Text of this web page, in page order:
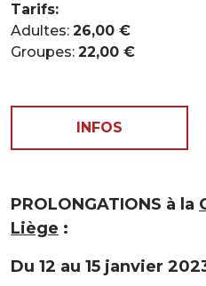
Tarifs:
Adultes: 26,00 €
Groupes: 22,00 €
INFOS
PROLONGATIONS à la
Liège :
Du 12 au 15 janvier